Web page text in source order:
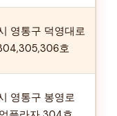
영통구 덕영대로
호
영통구 봉영로